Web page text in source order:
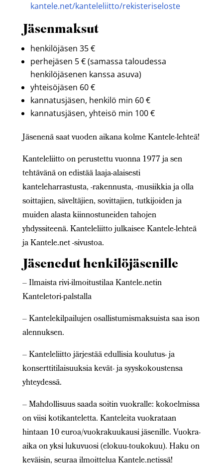
kantele.net/kanteleliitto/rekisteriseloste
Jäsenmaksut
henkilöjäsen 35 €
perhejäsen 5 € (samassa taloudessa
henkilöjäsenen kanssa asuva)
yhteisöjäsen 60 €
kannatusjäsen, henkilö min 60 €
kannatusjäsen, yhteisö min 100 €
Jäsenenä saat vuoden aikana kolme Kantele-lehteä!
Kanteleliitto on perustettu vuonna 1977 ja sen
tehtävänä on edistää laaja-alaisesti
kanteleharrastusta, -rakennusta, -musiikkia ja olla
soittajien, säveltäjien, sovittajien, tutkijoiden ja
muiden alasta kiinnostuneiden tahojen
yhdyssiteenä. Kanteleliitto julkaisee Kantele-lehteä
ja Kantele.net -sivustoa.
Jäsenedut henkilöjäsenille
– Ilmaista rivi-ilmoitustilaa Kantele.netin
Kanteletori-palstalla
– Kantelekilpailujen osallistumismaksuista saa ison
alennuksen.
– Kanteleliitto järjestää edullisia koulutus- ja
konserttitilaisuuksia kevät- ja syyskokoustensa
yhteydessä.
– Mahdollisuus saada soitin vuokralle: kokoelmissa
on viisi kotikanteletta. Kanteleita vuokrataan
hintaan 10 euroa/vuokrakuukausi jäsenille. Vuokra-
aika on yksi lukuvuosi (elokuu-toukokuu). Haku on
keväisin, seuraa ilmoittelua Kantele.netissä!